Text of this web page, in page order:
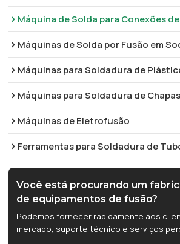
Máquina de Solda para Conexões de
Máquinas de Solda por Fusão em
Máquinas para Soldadura de
Máquinas para Soldadura de
Máquinas de Eletrofusão
Ferramentas para Soldadura de
Você está procurando um
de equipamentos de fusão?
Podemos fornecer rapidamente aos
mercado, suporte técnico e serviços